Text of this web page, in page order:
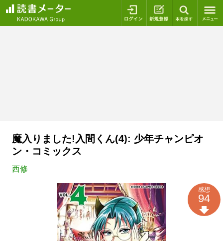
ログイン 新規登録
魔入りました!入間くん(4): 少年チャンピオ
ン・コミックス
西修
感想
94